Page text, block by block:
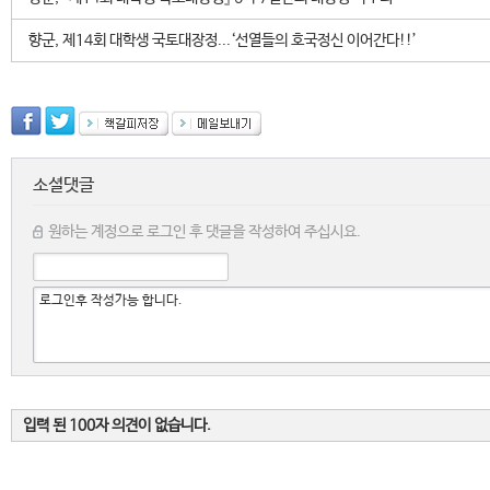
향군, 제14회 대학생 국토대장정...‘선열들의 호국정신 이어간다!!’
소셜댓글
원하는 계정으로 로그인 후 댓글을 작성하여 주십시요.
입력 된 100자 의견이 없습니다.